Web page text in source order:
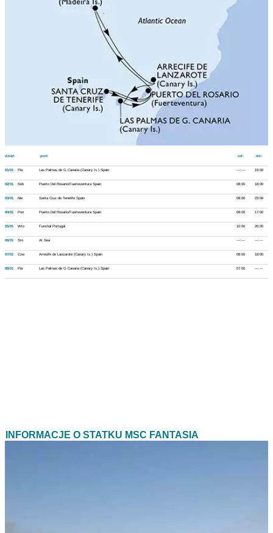
dzień port do:
od:
19:00
---:---
01/01 Pia Las Palmas de G.Canaria (Canary Is.) Spain
18:00
08:00
02/01 Sob Puerto Del Rosario/Fuerteventura Spain
23:00
08:00
03/01 Nie Santa Cruz de Tenerife Spain
17:00
09:00
04/01 Pon Puerto Del Rosario/Fuerteventura Spain
20:00
10:00
05/01 Wto Funchal Portugal
---:---
---:---
06/01 Sro At Sea
18:00
08:00
07/01 Czw Arrecife de Lanzarote (Canary Is.) Spain
---:---
07:00
08/01 Pia Las Palmas de G.Canaria (Canary Is.) Spain
INFORMACJE O STATKU MSC FANTASIA